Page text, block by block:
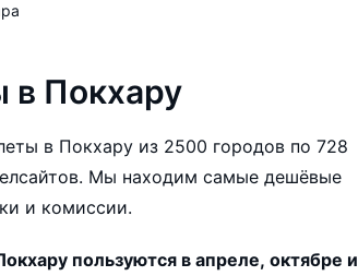
Покхару
в Покхару из 2500 городов по 728
Мы находим самые дешёвые
и комиссии.
пользуются в апреле, октябре и